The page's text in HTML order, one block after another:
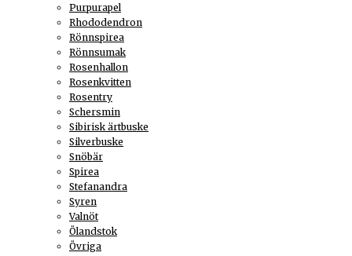
Purpurapel
Rhododendron
Rönnspirea
Rönnsumak
Rosenhallon
Rosenkvitten
Rosentry
Schersmin
Sibirisk ärtbuske
Silverbuske
Snöbär
Spirea
Stefanandra
Syren
Valnöt
Ölandstok
Övriga